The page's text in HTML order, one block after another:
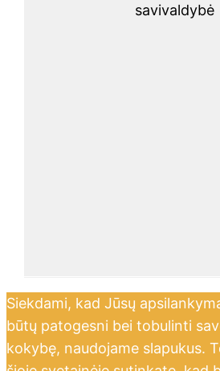
savivaldybė
Siekdami, kad Jūsų
būtų patogesni bei tobulinti
kokybę, naudojame slapukus.